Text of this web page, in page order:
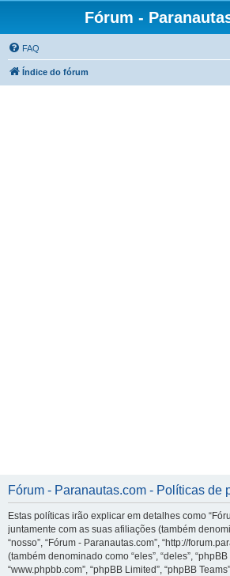
Fórum -
FAQ
Índice do fórum
Fórum - Paranautas.com - Políticas de
Estas políticas irão explicar em detalhes como
juntamente com as suas afiliações (também
“nosso”, “Fórum - Paranautas.com”, “http://
(também denominado como “eles”, “deles”, “phpBB
“www.phpbb.com”, “phpBB Limited”, “phpBB